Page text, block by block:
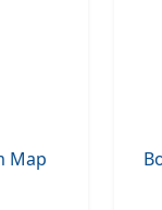
Map